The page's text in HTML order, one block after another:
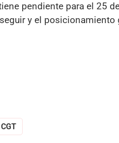
pendiente para el 25
y el
CGT